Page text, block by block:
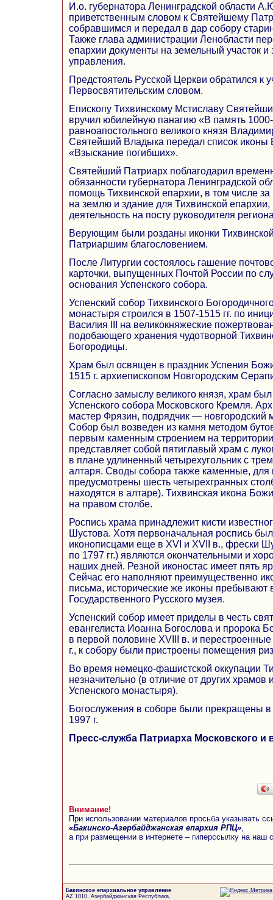
И.о. губернатора Ленинградской области
приветственным словом к Святейшему
собравшимся и передал в дар собору
Также глава администрации Ленобласти
епархии документы на земельный участок и
управления.
Предстоятель Русской Церкви обратился к
Первосвятительским словом.
Епископу Тихвинскому Мстиславу
вручил юбилейную панагию «В память
равноапостольного великого князя
Святейший Владыка передал список
«Взыскание погибших».
Святейший Патриарх поблагодарил
обязанности губернатора Ленинградской
помощь Тихвинской епархии, в том числе
на землю и здание для Тихвинской
деятельность на посту руководителя
Верующим были розданы иконки
Патриаршим благословением.
После Литургии состоялось гашение
карточки, выпущенных Почтой России по
основания Успенского собора.
Успенский собор Тихвинского
монастыря строился в 1507-1515 гг. по
Василия III на великокняжеские
подобающего хранения чудотворной
Богородицы.
Храм был освящен в праздник Успения
1515 г. архиепископом Новгородским
Согласно замыслу великого князя, храм
Успенского собора Московского Кремля.
мастер Фрязин, подрядчик —
Собор был возведен из камня методом
первым каменным строением на
представляет собой пятиглавый храм с
в плане удлиненный четырехугольник с
алтаря. Своды собора также каменные, для
предусмотрены шесть четырехгранных
находятся в алтаре). Тихвинская икона
на правом столбе.
Роспись храма принадлежит кисти
Шустова. Хотя первоначальная роспись
иконописцами еще в XVI и XVII в., фрески
по 1797 гг.) являются окончательными и
наших дней. Резной иконостас имеет пять
Сейчас его наполняют преимущественно
письма, исторические же иконы пребывают
Государственного Русского музея.
Успенский собор имеет приделы в честь
евангелиста Иоанна Богослова и пророка
в первой половине ХVIII в. и
г., к собору были пристроены помещения
Во время немецко-фашистской оккупации
незначительно (в отличие от других храмов
Успенского монастыря).
Богослужения в соборе были прекращены в
1997 г.
Пресс-служба Патриарха Московского и
Внимание!
При использовании материалов просьба указывать
«Бакинско-Азербайджанская епархия РПЦ»
а при размещении в интернете – гиперссылку на наш
Бакинское епархиальное управление
AZ 1010, Азербайджанская Республика,